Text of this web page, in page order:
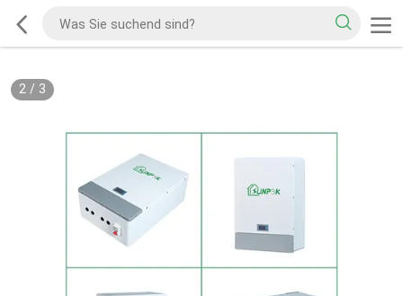
3/ 3